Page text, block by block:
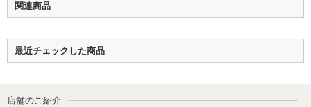
関連商品
最近チェックした商品
店舗のご紹介